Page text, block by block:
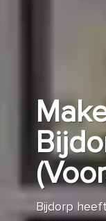
Bijdorp